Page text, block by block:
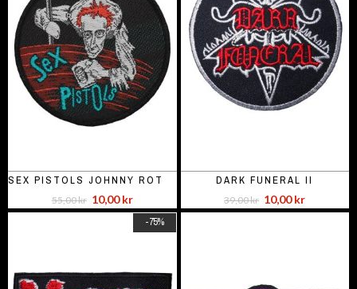
55,00 kr 10,00 kr
DARK FUNERAL II
39,00 kr 10,00 kr
-75%